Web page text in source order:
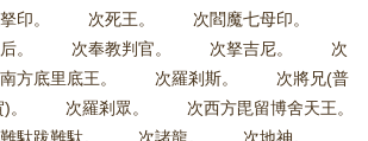
拏印。 次死王。 次閻魔七母印。
后。 次奉教判官。 次拏吉尼。 次
方底里底王。 次羅剎斯。 次將兄(普
賀)。 次羅剎眾。 次西方毘留博舍天王。